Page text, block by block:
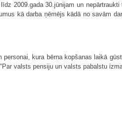
2009.gada 30.jūnijam un
kā darba ņēmējs kādā no savām
kura bērna kopšanas laikā
valsts pensiju un valsts pabalstu